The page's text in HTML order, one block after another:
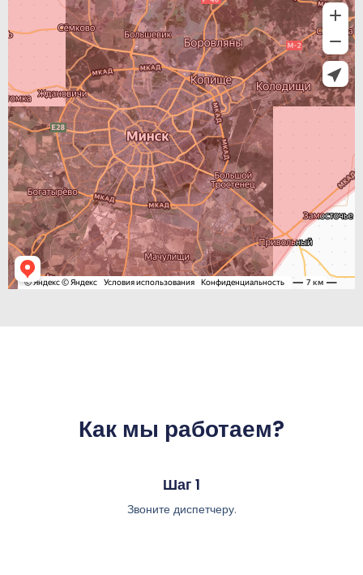
Как мы работаем?
Шаг 1
Звоните диспетчеру.